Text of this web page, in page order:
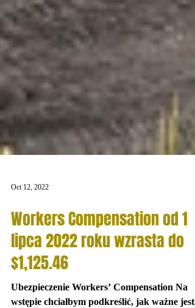
Oct 12, 2022
Workers Compensation od 1
lipca 2022 roku wzrasta do
$1,125.46